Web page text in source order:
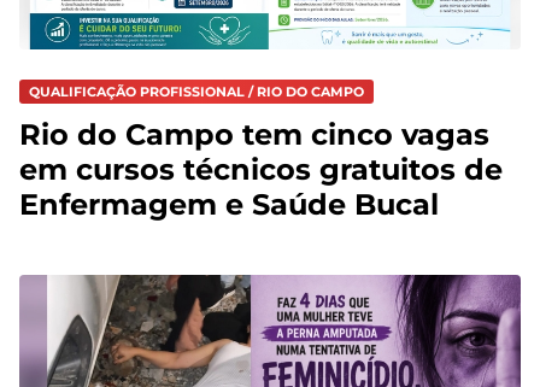
QUALIFICAÇÃO PROFISSIONAL / RIO DO CAMPO
Rio do Campo tem cinco vagas
em cursos técnicos gratuitos de
Enfermagem e Saúde Bucal